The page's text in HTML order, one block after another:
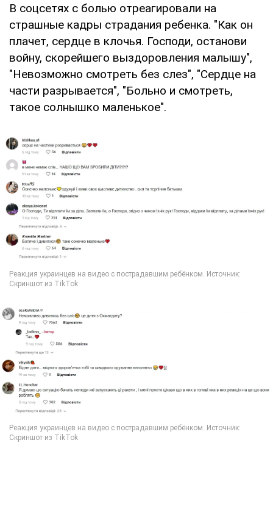
В соцсетях с болью отреагировали на
страшные кадры страдания ребенка. "Как он
плачет, сердце в клочья. Господи, останови
войну, скорейшего выздоровления малышу",
"Невозможно смотреть без слез", "Сердце на
части разрывается", "Больно и смотреть,
такое солнышко маленькое".